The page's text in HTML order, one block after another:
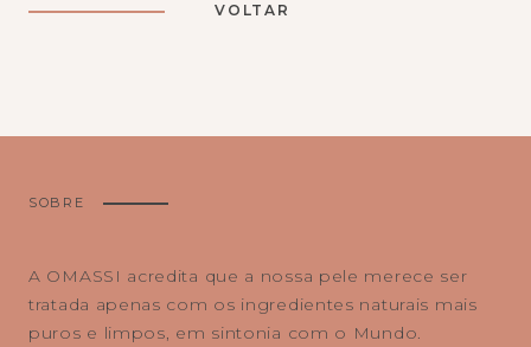
VOLTAR
SOBRE
A OMASSI acredita que a nossa pele merece ser
tratada apenas com os ingredientes naturais mais
puros e limpos, em sintonia com o Mundo.